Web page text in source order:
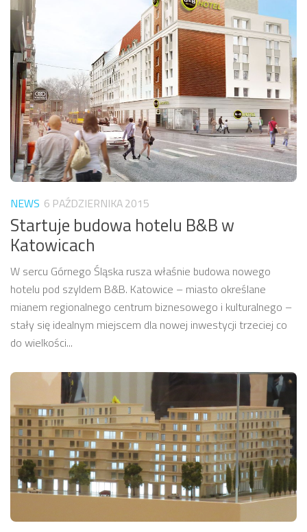
NEWS 6 PAŹDZIERNIKA 2015
Startuje budowa hotelu B&B w
Katowicach
W sercu Górnego Śląska rusza właśnie budowa nowego
hotelu pod szyldem B&B. Katowice – miasto określane
mianem regionalnego centrum biznesowego i kulturalnego –
stały się idealnym miejscem dla nowej inwestycji trzeciej co
do wielkości...